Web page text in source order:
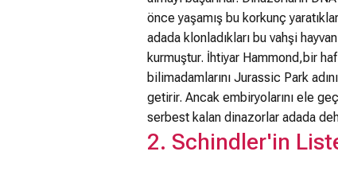
önce yaşamış bu korkunç
adada klonladıkları bu vahşi
kurmuştur. İhtiyar Hammond,bir
bilimadamlarını Jurassic Park
getirir. Ancak embiryolarını ele
serbest kalan dinazorlar adada
2. Schindler'in